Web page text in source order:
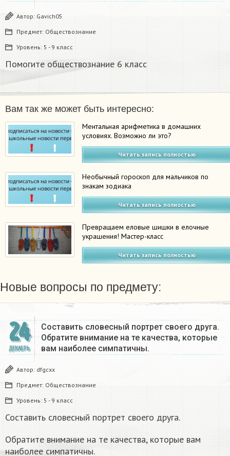
Автор: Gavich05
Предмет: Обществознание
Уровень: 5 - 9 класс
Помогите обществознание 6 класс
Вам так же может быть интересно:
Ментальная арифметика в домашних
условиях. Возможно ли это?
Читать запись полностью
Необычный гороскоп для мальчиков по
знакам зодиака
Читать запись полностью
Превращаем еловые шишки в елочные
украшения! Мастер-класс
Читать запись полностью
Новые вопросы по предмету:
24
ДЕКАБРЬ
Составить словесный портрет своего друга.
Обратите внимание на те качества, которые
вам наиболее симпатичны.
Автор: dfgcxx
Предмет: Обществознание
Уровень: 5 - 9 класс
Составить словесный портрет своего друга.
Обратите внимание на те качества, которые вам
наиболее симпатичны.